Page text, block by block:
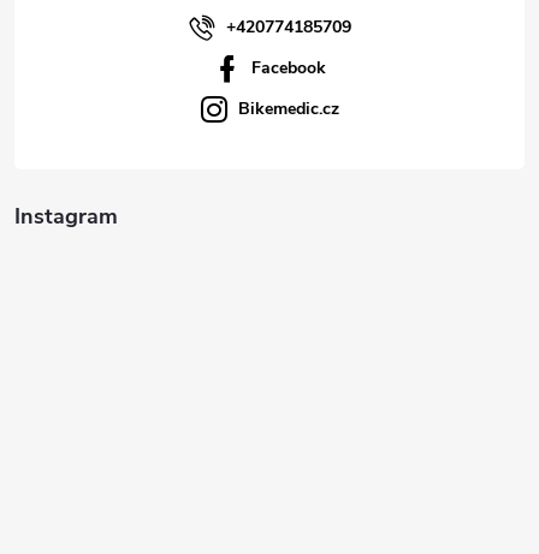
+420774185709
Facebook
Bikemedic.cz
Instagram